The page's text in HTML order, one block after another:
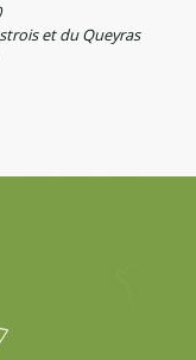
et du Queyras